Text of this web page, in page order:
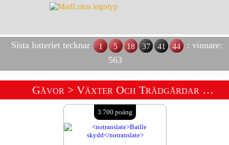
Sista lotteriet tecknar 1 5 18 37 41 44
: vinnare:
563
Gåvor > Växter Och Trädgårdar Raffle Shop
3.700 poäng